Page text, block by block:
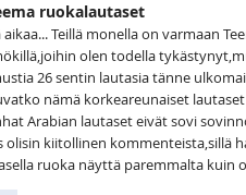
ruokalautaset
Teillä monella on varmaan
olen todella
26 sentin lautasia tänne
nämä korkeareunaiset
Arabian lautaset eivät sovi
olisin kiitollinen kommenteista,sillä
ruoka näyttä paremmalta kuin